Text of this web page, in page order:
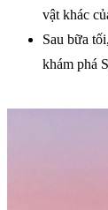
vật khác
Sau bữa
khám phá